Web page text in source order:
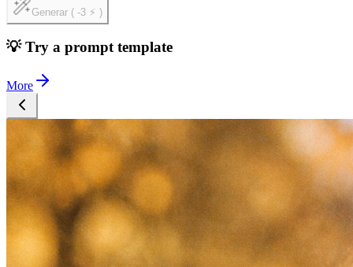
Generar ( -3 ⚡ )
💡 Try a prompt template
More